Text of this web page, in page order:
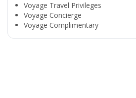
Voyage Travel Privileges
Voyage Concierge
Voyage Complimentary
Segala Kemudahan Ada
di Satu Genggaman